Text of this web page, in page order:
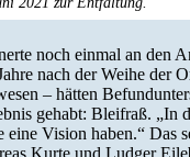
noch einmal an den
nach der Weihe der
– hätten
gehabt: Bleifraß. „In
eine Vision haben.“ Das